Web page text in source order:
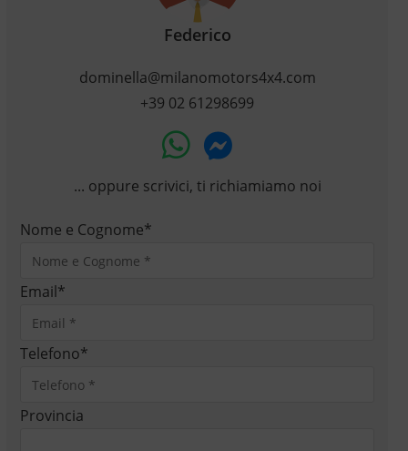
Federico
dominella@milanomotors4x4.com
+39 02 61298699
... oppure scrivici, ti richiamiamo noi
Nome e Cognome*
Email*
Telefono*
Provincia